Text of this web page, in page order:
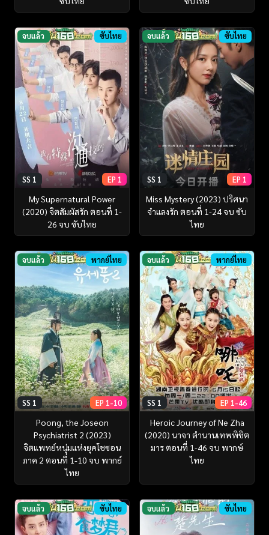
จบแล้ว ซับไทย
SS 1 EP 1
My Supernatural Power
(2020) จิตสัมผัสรัก ตอนที่ 1-
26 จบ ซับไทย
จบแล้ว ซับไทย
SS 1 EP 1
Miss Mystery (2023) ปริศนา
จำแลงรัก ตอนที่ 1-24 จบ ซับ
ไทย
จบแล้ว พากย์ไทย
SS 1 EP 1-10
Poong, the Joseon
Psychiatrist 2 (2023)
จิตแพทย์หนุ่มแห่งยุคโชซอน
ภาค 2 ตอนที่ 1-10 จบ พากย์
ไทย
จบแล้ว พากย์ไทย
SS 1 EP 1-46
Heroic Journey of Ne Zha
(2020) นาจา ตำนานเทพพิชิต
มาร ตอนที่ 1-46 จบ พากษ์
ไทย
จบแล้ว ซับไทย จบแล้ว ซับไทย